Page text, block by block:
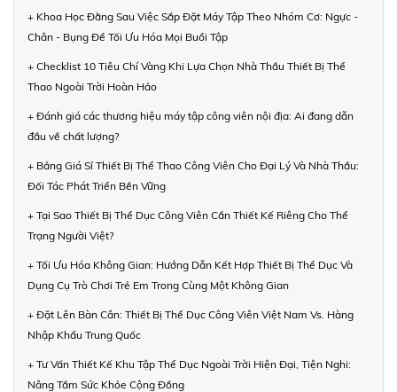
+ Khoa Học Đằng Sau Việc Sắp Đặt Máy Tập Theo Nhóm Cơ: Ngực -
Chân - Bụng Để Tối Ưu Hóa Mọi Buổi Tập
+ Checklist 10 Tiêu Chí Vàng Khi Lựa Chọn Nhà Thầu Thiết Bị Thể
Thao Ngoài Trời Hoàn Hảo
+ Đánh giá các thương hiệu máy tập công viên nội địa: Ai đang dẫn
đầu về chất lượng?
+ Bảng Giá Sỉ Thiết Bị Thể Thao Công Viên Cho Đại Lý Và Nhà Thầu:
Đối Tác Phát Triển Bền Vững
+ Tại Sao Thiết Bị Thể Dục Công Viên Cần Thiết Kế Riêng Cho Thể
Trạng Người Việt?
+ Tối Ưu Hóa Không Gian: Hướng Dẫn Kết Hợp Thiết Bị Thể Dục Và
Dụng Cụ Trò Chơi Trẻ Em Trong Cùng Một Không Gian
+ Đặt Lên Bàn Cân: Thiết Bị Thể Dục Công Viên Việt Nam Vs. Hàng
Nhập Khẩu Trung Quốc
+ Tư Vấn Thiết Kế Khu Tập Thể Dục Ngoài Trời Hiện Đại, Tiện Nghi:
Nâng Tầm Sức Khỏe Cộng Đồng